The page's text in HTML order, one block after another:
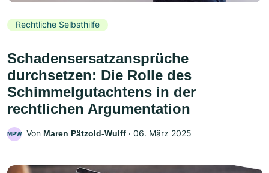
Rechtliche Selbsthilfe
Schadensersatzansprüche
durchsetzen: Die Rolle des
Schimmelgutachtens in der
rechtlichen Argumentation
MPW Von Maren Pätzold-Wulff ‧ 06. März 2025